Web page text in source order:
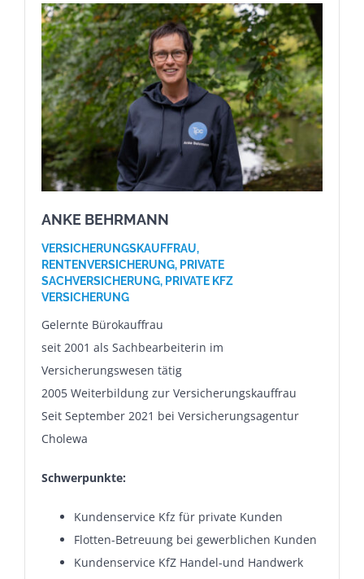
ANKE BEHRMANN
VERSICHERUNGSKAUFFRAU,
RENTENVERSICHERUNG, PRIVATE
SACHVERSICHERUNG, PRIVATE KFZ
VERSICHERUNG
Gelernte Bürokauffrau
seit 2001 als Sachbearbeiterin im
Versicherungswesen tätig
2005 Weiterbildung zur Versicherungskauffrau
Seit September 2021 bei Versicherungsagentur
Cholewa
Schwerpunkte:
Kundenservice Kfz für private Kunden
Flotten-Betreuung bei gewerblichen Kunden
Kundenservice KfZ Handel-und Handwerk